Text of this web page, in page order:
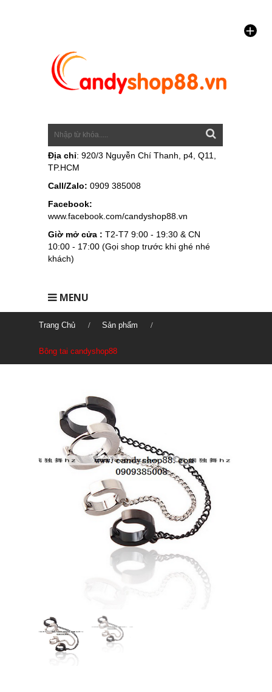
Địa chỉ: 920/3 Nguyễn Chí Thanh, p4, Q11,
TP.HCM
Call/Zalo: 0909 385008
Facebook:
www.facebook.com/candyshop88.vn
Giờ mở cửa : T2-T7 9:00 - 19:30 & CN
10:00 - 17:00 (Gọi shop trước khi ghé nhé
khách)
MENU
Trang Chủ Sản phẩm
Bông tai candyshop88